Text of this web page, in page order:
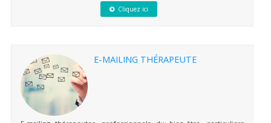
Cliquez ici
E-MAILING THÉRAPEUTE